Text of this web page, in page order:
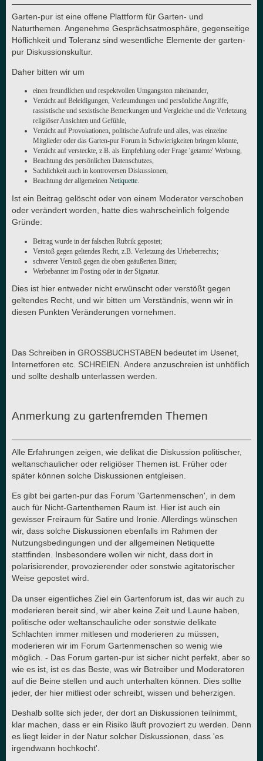
Garten-pur ist eine offene Plattform für Garten- und
Naturthemen. Angenehme Gesprächsatmosphäre, gegenseitige
Höflichkeit und Toleranz sind wesentliche Elemente der garten-
pur Diskussionskultur.
Daher bitten wir um
einen freundlichen und respektvollen Umgangston miteinander,
Verzicht auf Beleidigungen, Verleumdungen und persönliche Angriffe,
rassistische und sexistische Bemerkungen und Vergleiche und die Verletzung
religiöser Ansichten und Gefühle,
Verzicht auf Provokationen, politische Aufrufe und alles, was einzelne
Mitglieder oder das Garten-pur Forum in Schwierigkeiten bringen könnte,
Verzicht auf versteckte, z.B. als Empfehlung oder Frage 'getarnte' Werbung,
Beachtung des persönlichen Datenschutzes,
Sachlichkeit auch in kontroversen Diskussionen,
Beachtung der allgemeinen Netiquette.
Ist ein Beitrag gelöscht oder von einem Moderator verschoben
oder verändert worden, hatte dies wahrscheinlich folgende
Gründe:
Beitrag wurde in der falschen Rubrik gepostet;
Verstoß gegen geltendes Recht, z.B. Verletzung des Urheberrechts;
schwerer Verstoß gegen die oben geäußerten Bitten;
Werbebanner im Posting oder in der Signatur.
Dies ist hier entweder nicht erwünscht oder verstößt gegen
geltendes Recht, und wir bitten um Verständnis, wenn wir in
diesen Punkten Veränderungen vornehmen.
Das Schreiben in GROSSBUCHSTABEN bedeutet im Usenet,
Internetforen etc. SCHREIEN. Andere anzuschreien ist unhöflich
und sollte deshalb unterlassen werden.
Anmerkung zu gartenfremden Themen
Alle Erfahrungen zeigen, wie delikat die Diskussion politischer,
weltanschaulicher oder religiöser Themen ist. Früher oder
später können solche Diskussionen entgleisen.
Es gibt bei garten-pur das Forum 'Gartenmenschen', in dem
auch für Nicht-Gartenthemen Raum ist. Hier ist auch ein
gewisser Freiraum für Satire und Ironie. Allerdings wünschen
wir, dass solche Diskussionen ebenfalls im Rahmen der
Nutzungsbedingungen und der allgemeinen Netiquette
stattfinden. Insbesondere wollen wir nicht, dass dort in
polarisierender, provozierender oder sonstwie agitatorischer
Weise gepostet wird.
Da unser eigentliches Ziel ein Gartenforum ist, das wir auch zu
moderieren bereit sind, wir aber keine Zeit und Laune haben,
politische oder weltanschauliche oder sonstwie delikate
Schlachten immer mitlesen und moderieren zu müssen,
moderieren wir im Forum Gartenmenschen so wenig wie
möglich. - Das Forum garten-pur ist sicher nicht perfekt, aber so
wie es ist, ist es das Beste, was wir Betreiber und Moderatoren
auf die Beine stellen und auch unterhalten können. Dies sollte
jeder, der hier mitliest oder schreibt, wissen und beherzigen.
Deshalb sollte sich jeder, der dort an Diskussionen teilnimmt,
klar machen, dass er ein Risiko läuft provoziert zu werden. Denn
es liegt leider in der Natur solcher Diskussionen, dass 'es
irgendwann hochkocht'.